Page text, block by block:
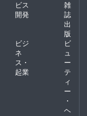
ビス
開発
雑
誌
出
版
ビジ
ネ
ス・
起業
ビ
ュ
ー
テ
ィ
ー
・
ヘ